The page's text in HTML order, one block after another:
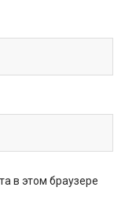
в этом браузере